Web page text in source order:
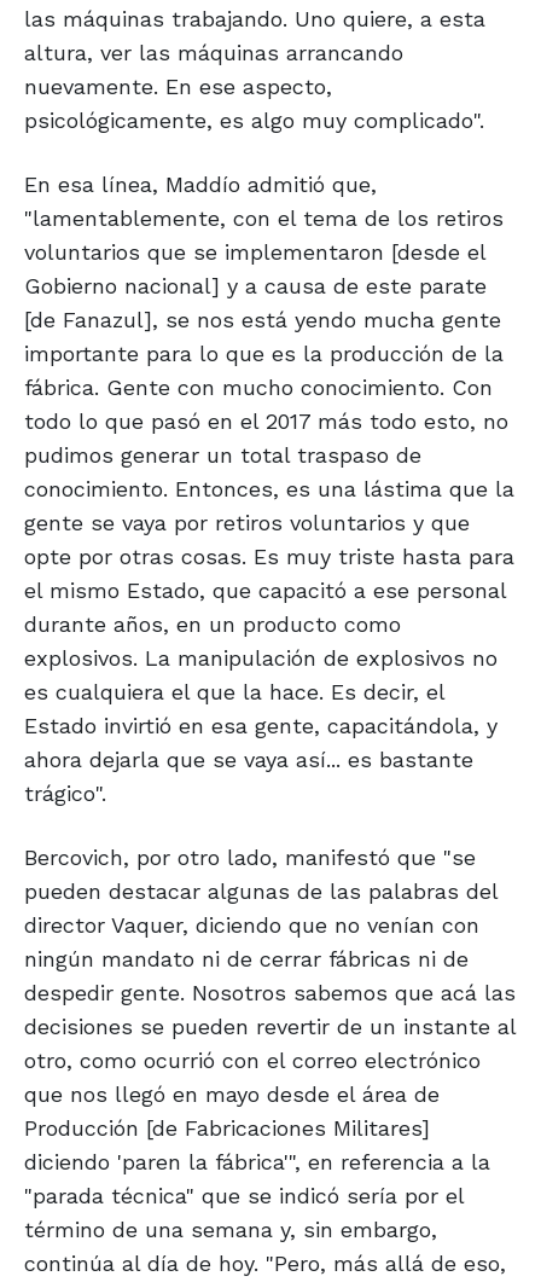
las máquinas trabajando. Uno quiere, a esta
altura, ver las máquinas arrancando
nuevamente. En ese aspecto,
psicológicamente, es algo muy complicado".
En esa línea, Maddío admitió que,
"lamentablemente, con el tema de los retiros
voluntarios que se implementaron [desde el
Gobierno nacional] y a causa de este parate
[de Fanazul], se nos está yendo mucha gente
importante para lo que es la producción de la
fábrica. Gente con mucho conocimiento. Con
todo lo que pasó en el 2017 más todo esto, no
pudimos generar un total traspaso de
conocimiento. Entonces, es una lástima que la
gente se vaya por retiros voluntarios y que
opte por otras cosas. Es muy triste hasta para
el mismo Estado, que capacitó a ese personal
durante años, en un producto como
explosivos. La manipulación de explosivos no
es cualquiera el que la hace. Es decir, el
Estado invirtió en esa gente, capacitándola, y
ahora dejarla que se vaya así... es bastante
trágico".
Bercovich, por otro lado, manifestó que "se
pueden destacar algunas de las palabras del
director Vaquer, diciendo que no venían con
ningún mandato ni de cerrar fábricas ni de
despedir gente. Nosotros sabemos que acá las
decisiones se pueden revertir de un instante al
otro, como ocurrió con el correo electrónico
que nos llegó en mayo desde el área de
Producción [de Fabricaciones Militares]
diciendo 'paren la fábrica'", en referencia a la
"parada técnica" que se indicó sería por el
término de una semana y, sin embargo,
continúa al día de hoy. "Pero, más allá de eso,